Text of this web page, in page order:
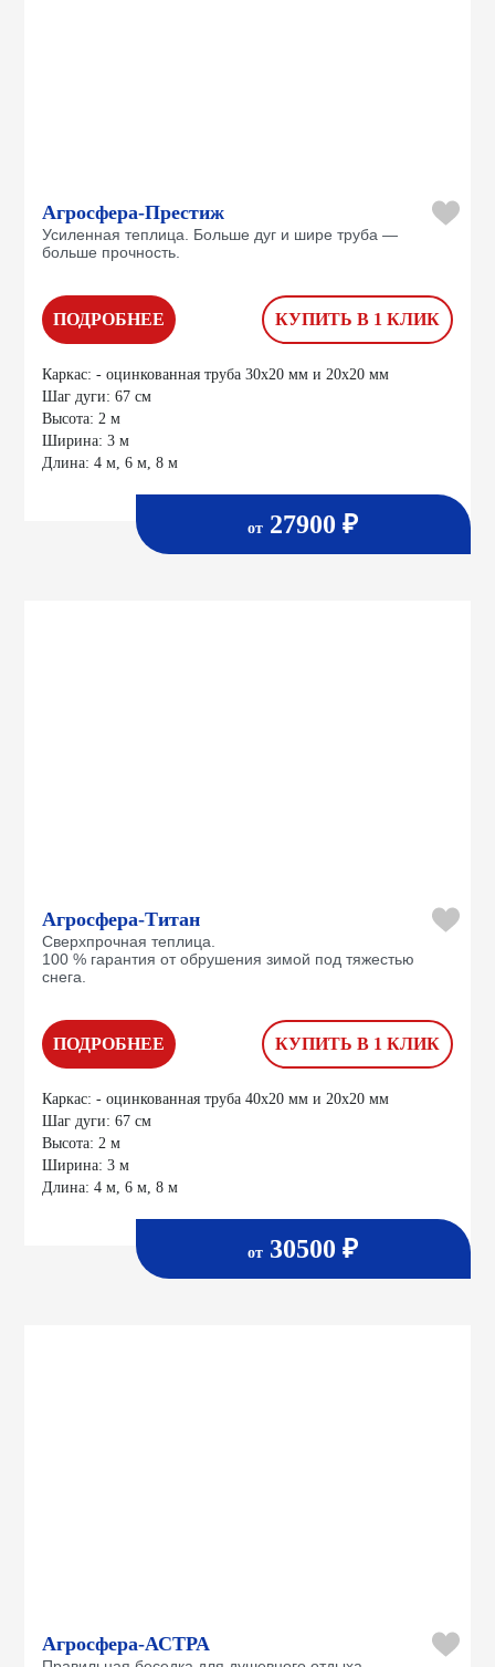
Агросфера-Престиж
Усиленная теплица. Больше дуг и шире труба —
больше прочность.
ПОДРОБНЕЕ КУПИТЬ В 1 КЛИК
Каркас:- оцинкованная труба 30х20 мм и 20х20 мм
Шаг дуги:67 см
Высота:2 м
Ширина:3 м
Длина:4 м, 6 м, 8 м
от 27900 ₽
Агросфера-Титан
Сверхпрочная теплица.
100 % гарантия от обрушения зимой под тяжестью
снега.
ПОДРОБНЕЕ КУПИТЬ В 1 КЛИК
Каркас:- оцинкованная труба 40х20 мм и 20х20 мм
Шаг дуги:67 см
Высота:2 м
Ширина:3 м
Длина:4 м, 6 м, 8 м
от 30500 ₽
Агросфера-АСТРА